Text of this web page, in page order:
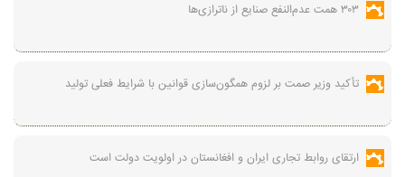
۳۰۳ همت عدم‌النفع صنایع از ناترازی‌ها
تأکید وزیر صمت بر لزوم همگون‌سازی قوانین با شرایط فعلی تولید
ارتقای روابط تجاری ایران و افغانستان در اولویت دولت است